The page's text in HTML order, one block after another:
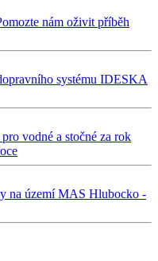
nám oživit příběh
systému IDESKA
vodné a stočné za rok
na území MAS Hlubocko -